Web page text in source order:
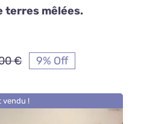
terres mêlées.
€Le
initial
était :
Le
actuel
est :
9% Off
vendu !